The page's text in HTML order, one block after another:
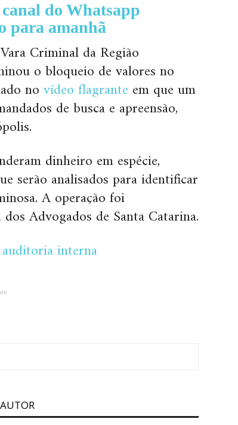
do Whatsapp
para amanhã
Criminal da Região
o bloqueio de valores no
novídeo flagrante em que um
de busca e apreensão,
dinheiro em espécie,
serão analisados para identificar
A operação foi
Advogados de Santa Catarina.
interna